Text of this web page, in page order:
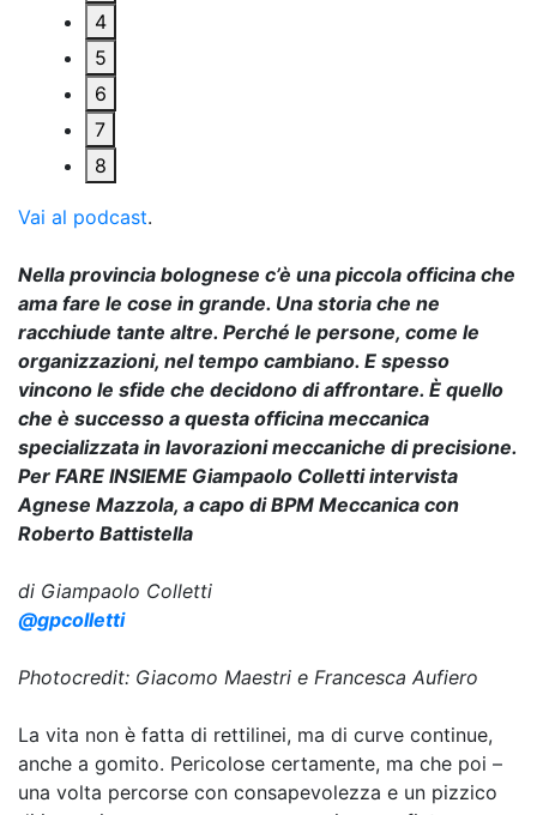
4
5
6
7
8
Vai al podcast.
Nella provincia bolognese c’è una piccola officina che
ama fare le cose in grande. Una storia che ne
racchiude tante altre. Perché le persone, come le
organizzazioni, nel tempo cambiano. E spesso
vincono le sfide che decidono di affrontare. È quello
che è successo a questa officina meccanica
specializzata in lavorazioni meccaniche di precisione.
Per FARE INSIEME Giampaolo Colletti intervista
Agnese Mazzola, a capo di BPM Meccanica con
Roberto Battistella
di Giampaolo Colletti
@gpcolletti
Photocredit: Giacomo Maestri e Francesca Aufiero
La vita non è fatta di rettilinei, ma di curve continue,
anche a gomito. Pericolose certamente, ma che poi –
una volta percorse con consapevolezza e un pizzico